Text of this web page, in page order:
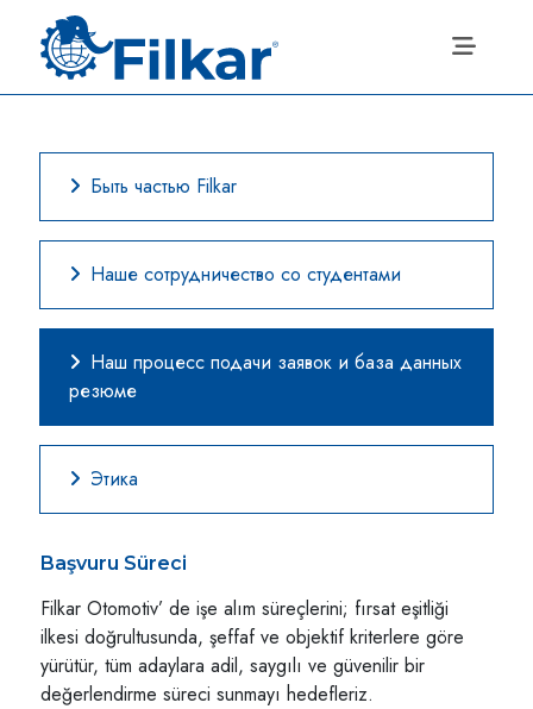
Быть частью Filkar
Наше сотрудничество со студентами
Наш процесс подачи заявок и база данных
резюме
Этика
Başvuru Süreci
Filkar Otomotiv’ de işe alım süreçlerini; fırsat eşitliği
ilkesi doğrultusunda, şeffaf ve objektif kriterlere göre
yürütür, tüm adaylara adil, saygılı ve güvenilir bir
değerlendirme süreci sunmayı hedefleriz.